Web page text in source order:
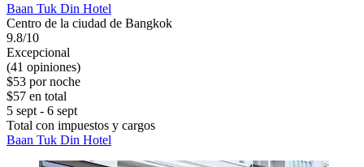
Baan Tuk Din Hotel
Centro de la ciudad de Bangkok
9.8/10
Excepcional
(41 opiniones)
$53 por noche
$57 en total
5 sept - 6 sept
Total con impuestos y cargos
Baan Tuk Din Hotel